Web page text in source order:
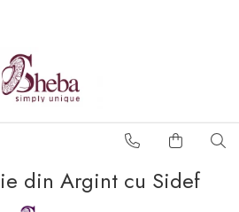
din Argint cu Sidef